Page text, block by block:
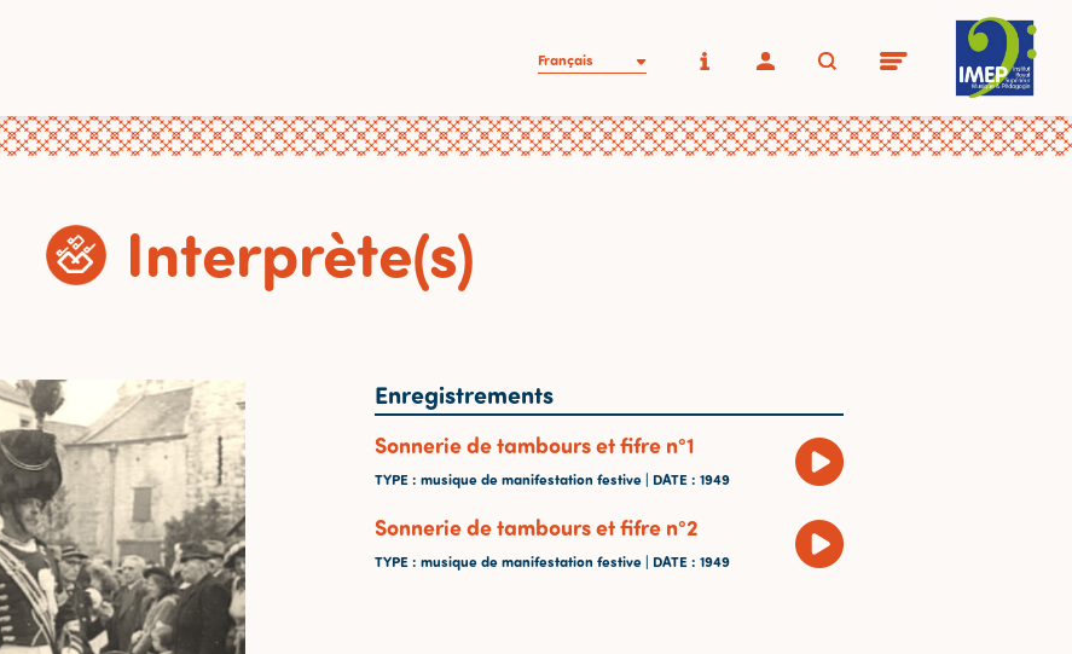
Français
Interprète(s)
Enregistrements
Sonnerie de tambours et fifre n°1
TYPE: musique de manifestation festive | DATE: 1949
Sonnerie de tambours et fifre n°2
TYPE: musique de manifestation festive | DATE: 1949